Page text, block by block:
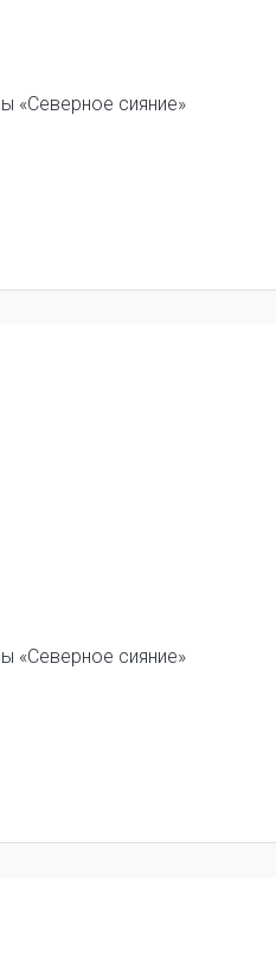
«Северное сияние»
«Северное сияние»